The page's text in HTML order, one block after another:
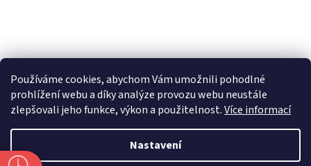
Používáme cookies, abychom Vám umožnili pohodlné
prohlížení webu a díky analýze provozu webu neustále
zlepšovali jeho funkce, výkon a použitelnost.Více informací
Nastavení